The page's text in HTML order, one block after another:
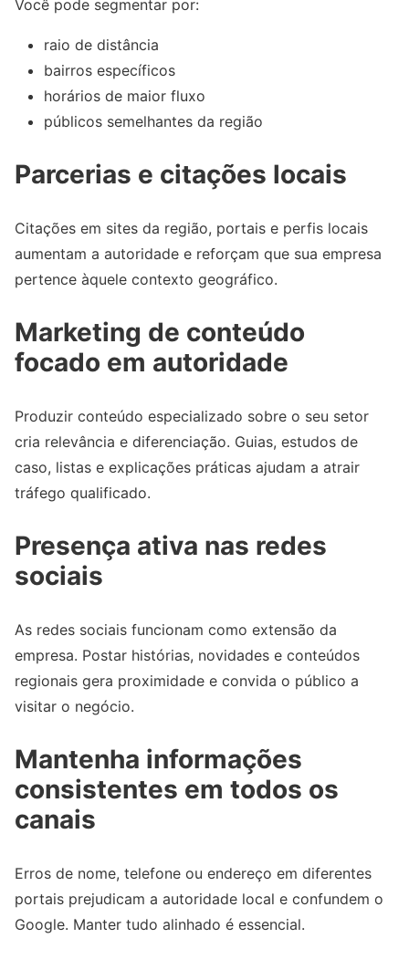
Você pode segmentar por:
raio de distância
bairros específicos
horários de maior fluxo
públicos semelhantes da região
Parcerias e citações locais
Citações em sites da região, portais e perfis locais
aumentam a autoridade e reforçam que sua empresa
pertence àquele contexto geográfico.
Marketing de conteúdo
focado em autoridade
Produzir conteúdo especializado sobre o seu setor
cria relevância e diferenciação. Guias, estudos de
caso, listas e explicações práticas ajudam a atrair
tráfego qualificado.
Presença ativa nas redes
sociais
As redes sociais funcionam como extensão da
empresa. Postar histórias, novidades e conteúdos
regionais gera proximidade e convida o público a
visitar o negócio.
Mantenha informações
consistentes em todos os
canais
Erros de nome, telefone ou endereço em diferentes
portais prejudicam a autoridade local e confundem o
Google. Manter tudo alinhado é essencial.